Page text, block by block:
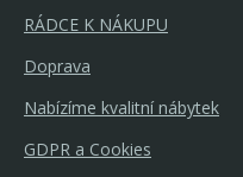
RÁDCE K NÁKUPU
Doprava
Nabízíme kvalitní nábytek
GDPR a Cookies